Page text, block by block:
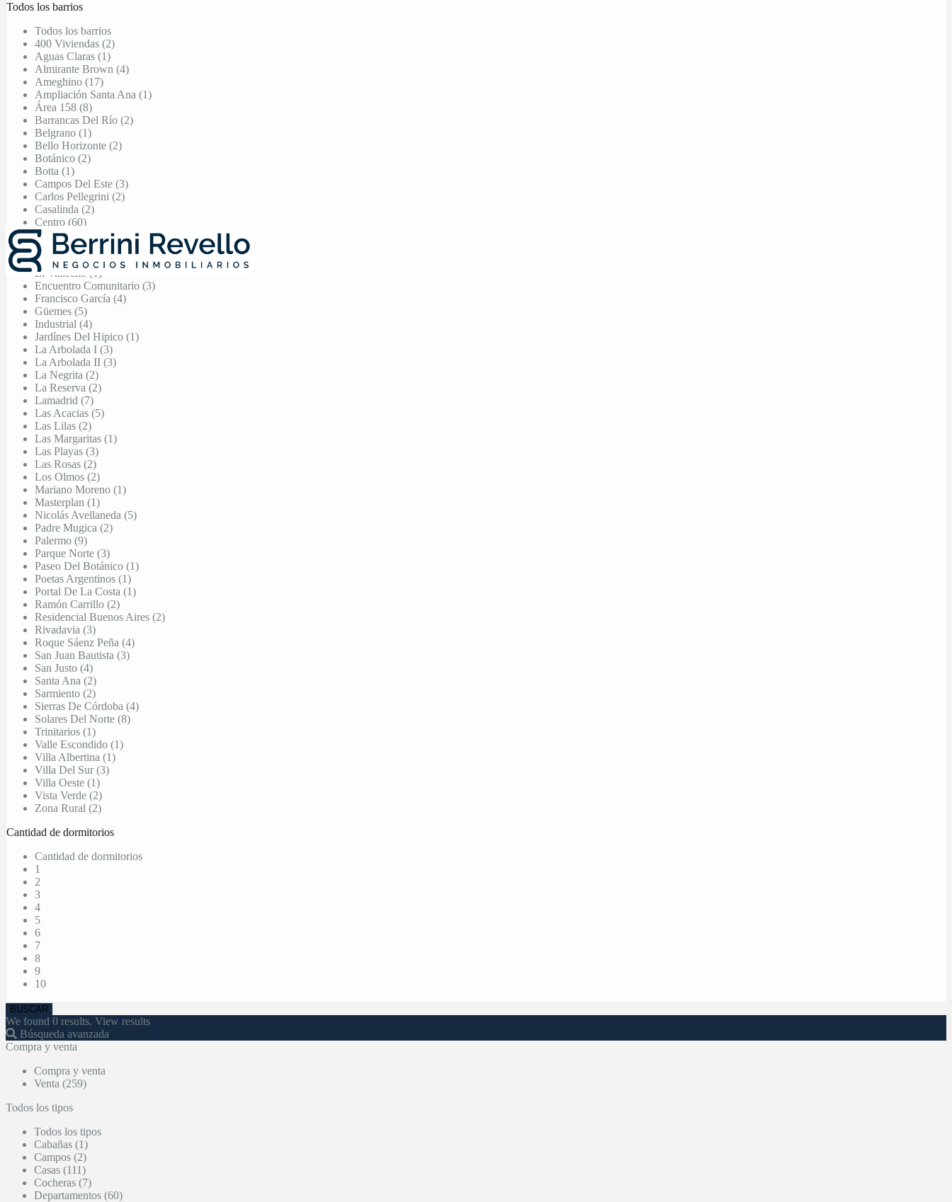
Todos los barrios
Todos los barrios
400 Viviendas (2)
Aguas Claras (1)
Almirante Brown (4)
Ameghino (17)
Ampliación Santa Ana (1)
Área 158 (8)
Barrancas Del Río (2)
Belgrano (1)
Bello Horizonte (2)
Botánico (2)
Botta (1)
Campos Del Este (3)
Carlos Pellegrini (2)
Casalinda (2)
Centro (60)
Centro Villa Nueva (7)
Chacras De La Villa (1)
Ctalamochita (3)
El Vallecito (1)
Encuentro Comunitario (3)
Francisco García (4)
Güemes (5)
Industrial (4)
Jardínes Del Hipico (1)
La Arbolada I (3)
La Arbolada II (3)
La Negrita (2)
La Reserva (2)
Lamadrid (7)
Las Acacias (5)
Las Lilas (2)
Las Margaritas (1)
Las Playas (3)
Las Rosas (2)
Los Olmos (2)
Mariano Moreno (1)
Masterplan (1)
Nicolás Avellaneda (5)
Padre Mugica (2)
Palermo (9)
Parque Norte (3)
Paseo Del Botánico (1)
Poetas Argentinos (1)
Portal De La Costa (1)
Ramón Carrillo (2)
Residencial Buenos Aires (2)
Rivadavia (3)
Roque Sáenz Peña (4)
San Juan Bautista (3)
San Justo (4)
Santa Ana (2)
Sarmiento (2)
Sierras De Córdoba (4)
Solares Del Norte (8)
Trinitarios (1)
Valle Escondido (1)
Villa Albertina (1)
Villa Del Sur (3)
Villa Oeste (1)
Vista Verde (2)
Zona Rural (2)
Cantidad de dormitorios
Cantidad de dormitorios
1
2
3
4
5
6
7
8
9
10
We found 0 results. View results
Búsqueda avanzada
Compra y venta
Compra y venta
Venta (259)
Todos los tipos
Todos los tipos
Cabañas (1)
Campos (2)
Casas (111)
Cocheras (7)
Departamentos (60)